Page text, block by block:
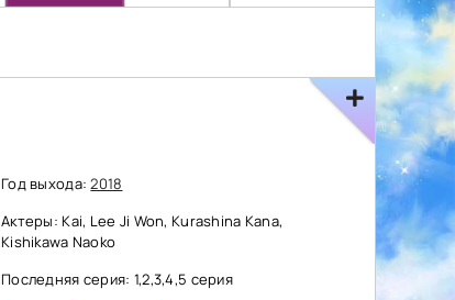
Год выхода:2018
Актеры: Kai, Lee Ji Won, Kurashina Kana,
Kishikawa Naoko
Последняя серия: 1,2,3,4,5 серия